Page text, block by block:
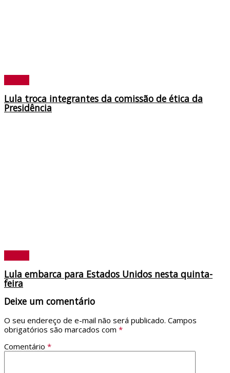
Lula troca integrantes da comissão de ética da
Presidência
Lula embarca para Estados Unidos nesta quinta-
feira
Deixe um comentário
O seu endereço de e-mail não será publicado. Campos
obrigatórios são marcados com *
Comentário *